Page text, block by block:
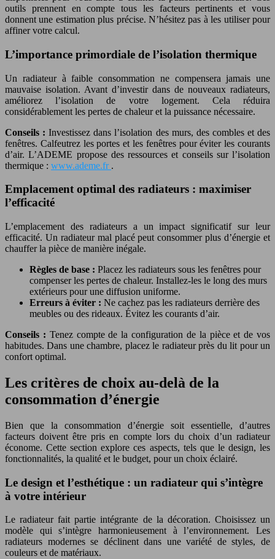
outils prennent en compte tous les facteurs pertinents et vous
donnent une estimation plus précise. N’hésitez pas à les utiliser pour
affiner votre calcul.
L’importance primordiale de l’isolation thermique
Un radiateur à faible consommation ne compensera jamais une
mauvaise isolation. Avant d’investir dans de nouveaux radiateurs,
améliorez l’isolation de votre logement. Cela réduira
considérablement les pertes de chaleur et la puissance nécessaire.
Conseils :Investissez dans l’isolation des murs, des combles et des
fenêtres. Calfeutrez les portes et les fenêtres pour éviter les courants
d’air. L’ADEME propose des ressources et conseils sur l’isolation
thermique : www.ademe.fr .
Emplacement optimal des radiateurs : maximiser
l’efficacité
L’emplacement des radiateurs a un impact significatif sur leur
efficacité. Un radiateur mal placé peut consommer plus d’énergie et
chauffer la pièce de manière inégale.
Règles de base : Placez les radiateurs sous les fenêtres pour
compenser les pertes de chaleur. Installez-les le long des murs
extérieurs pour une diffusion uniforme.
Erreurs à éviter : Ne cachez pas les radiateurs derrière des
meubles ou des rideaux. Évitez les courants d’air.
Conseils : Tenez compte de la configuration de la pièce et de vos
habitudes. Dans une chambre, placez le radiateur près du lit pour un
confort optimal.
Les critères de choix au-delà de la
consommation d’énergie
Bien que la consommation d’énergie soit essentielle, d’autres
facteurs doivent être pris en compte lors du choix d’un radiateur
économe. Cette section explore ces aspects, tels que le design, les
fonctionnalités, la qualité et le budget, pour un choix éclairé.
Le design et l’esthétique : un radiateur qui s’intègre
à votre intérieur
Le radiateur fait partie intégrante de la décoration. Choisissez un
modèle qui s’intègre harmonieusement à l’environnement. Les
radiateurs modernes se déclinent dans une variété de styles, de
couleurs et de matériaux.